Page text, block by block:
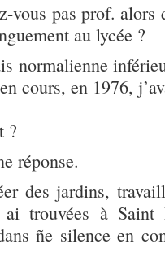
vous pas prof. alors
au lycée ?
normalienne
cours, en 1976,
?
réponse.
des jardins,
ai trouvées à
ñe silence en